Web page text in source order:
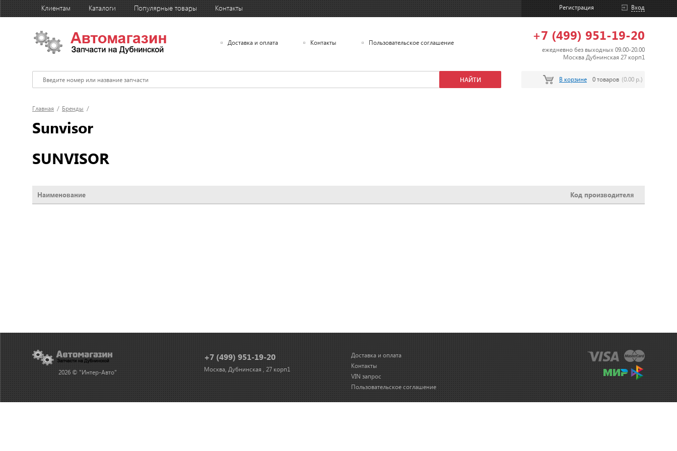
Клиентам Каталоги Популярные товары Контакты Вход
Регистрация
Доставка и оплата Контакты Пользовательское соглашение +7 (499) 951-19-20
ежедневно без выходных 09.00-20.00
Москва Дубнинская 27 корп1
В корзине 0 товаров (0.00 р.)
Главная / Бренды /
Sunvisor
SUNVISOR
Наименование Код производителя
2026 © "Интер-Авто"
+7 (499) 951-19-20
Москва, Дубнинская , 27 корп1
Доставка и оплата
Контакты
VIN запрос
Пользовательское соглашение